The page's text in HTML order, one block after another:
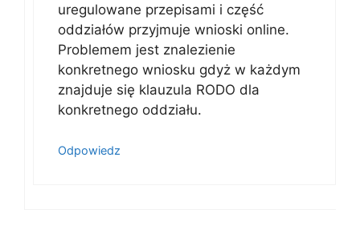
uregulowane przepisami i część
oddziałów przyjmuje wnioski online.
Problemem jest znalezienie
konkretnego wniosku gdyż w każdym
znajduje się klauzula RODO dla
konkretnego oddziału.
Odpowiedz